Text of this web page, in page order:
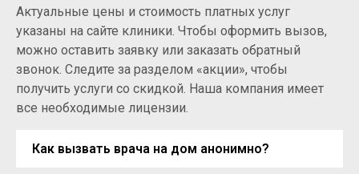
Актуальные цены и стоимость платных услуг
указаны на сайте клиники. Чтобы оформить вызов,
можно оставить заявку или заказать обратный
звонок. Следите за разделом «акции», чтобы
получить услуги со скидкой. Наша компания имеет
все необходимые лицензии.
Как вызвать врача на дом анонимно?